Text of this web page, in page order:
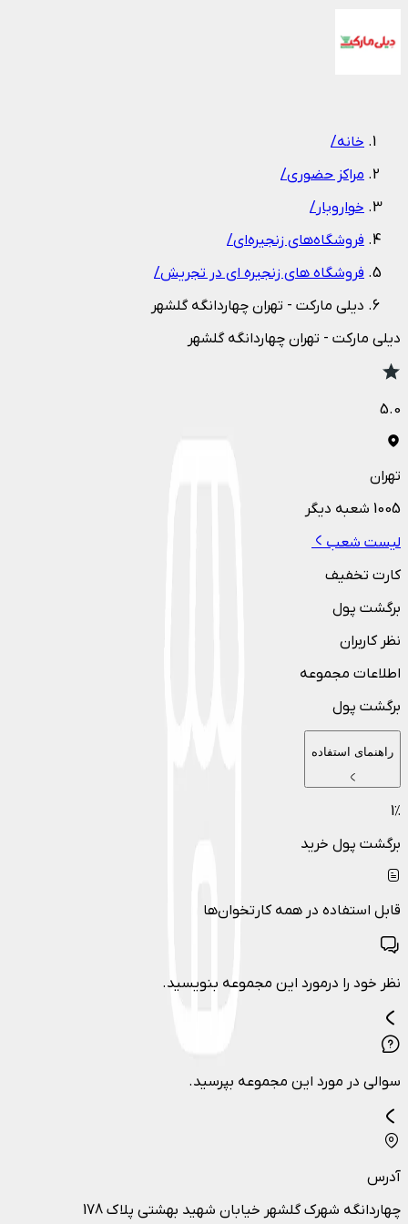
خانه/
مراکز حضوری/
خواروبار/
فروشگاه‌های زنجیره‌ای/
فروشگاه های زنجیره ای در تجریش/
دیلی مارکت - تهران چهاردانگه گلشهر
دیلی مارکت - تهران چهاردانگه گلشهر
5.0
تهران
1005 شعبه دیگر
لیست شعب
کارت تخفیف
برگشت پول
نظر کاربران
اطلاعات مجموعه
برگشت پول
راهنمای استفاده
1٪
برگشت پول خرید
قابل استفاده در همه کارتخوان‌ها
نظر خود را درمورد این مجموعه بنویسید.
سوالی در مورد این مجموعه بپرسید.
آدرس
چهاردانگه شهرک گلشهر خیابان شهید بهشتی پلاک 178